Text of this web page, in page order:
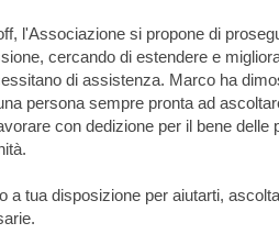
l'Associazione si propone di
cercando di estendere e
di assistenza. Marco ha
persona sempre pronta ad
con dedizione per il bene delle
a tua disposizione per aiutarti,